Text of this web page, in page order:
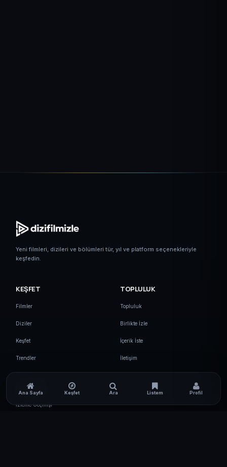
Yeni filmleri, dizileri ve bölümleri tür, yıl ve platform seçenekleriyle
keşfedin.
KEŞFET
Filmler
Diziler
Keşfet
Trendler
TOPLULUK
Topluluk
Birlikte İzle
İçerik İste
İletişim
HESABIM
İzleme Geçmişi
Ana Sayfa Keşfet Ara Listem Profil